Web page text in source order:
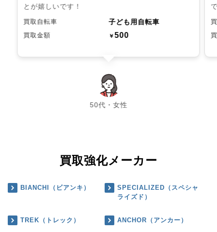
とが嬉しいです！
買取自転車 子ども用自転車
買取金額 ￥500
50代・女性
chevron_left chevron_right
買取強化メーカー
BIANCHI（ビアンキ）
SPECIALIZED（スペシャ
ライズド）
TREK（トレック） ANCHOR（アンカー）